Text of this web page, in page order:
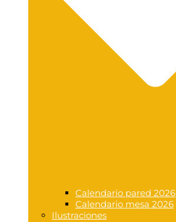
Calendario pared 2026
Calendario mesa 2026
Ilustraciones